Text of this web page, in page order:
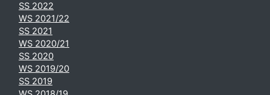
SS 2022
WS 2021/22
SS 2021
WS 2020/21
SS 2020
WS 2019/20
SS 2019